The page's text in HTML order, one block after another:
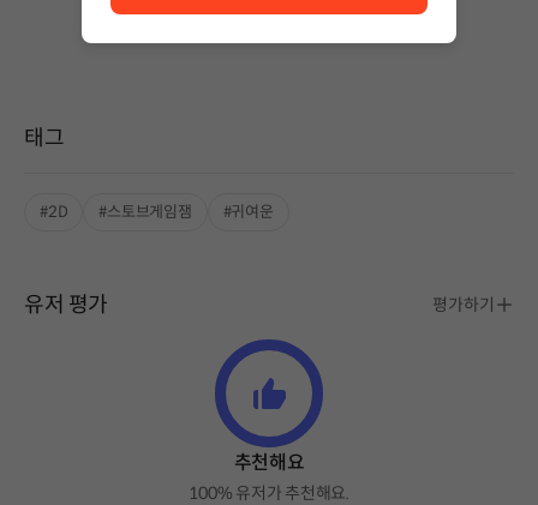
태그
#2D #스토브게임잼 #귀여운
유저 평가 평가하기
추천해요
100% 유저가 추천해요.